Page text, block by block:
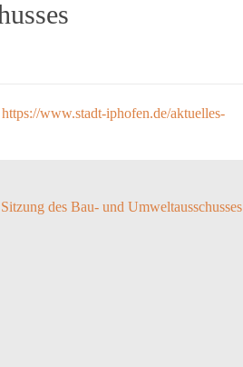
https://www.stadt-iphofen.de/aktuelles-
Sitzung des Bau- und Umweltausschusses